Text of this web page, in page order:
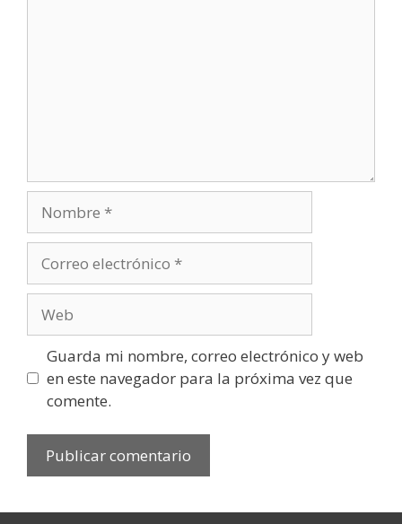
electrónico
Guarda mi nombre, correo electrónico y web
en este navegador para la próxima vez que
comente.